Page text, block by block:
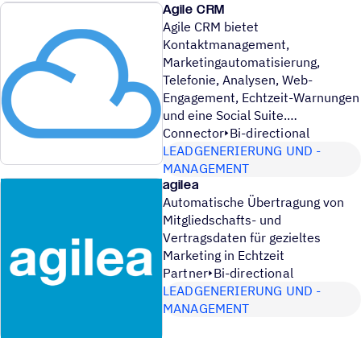
Agile CRM
Agile CRM bietet
Kontaktmanagement,
Marketingautomatisierung,
Telefonie, Analysen, Web-
Engagement, Echtzeit-Warnungen
und eine Social Suite.
Connector Bi-directional
LEADGENERIERUNG UND -
MANAGEMENT
agilea
Automatische Übertragung von
Mitgliedschafts- und
Vertragsdaten für gezieltes
Marketing in Echtzeit
Partner Bi-directional
LEADGENERIERUNG UND -
MANAGEMENT